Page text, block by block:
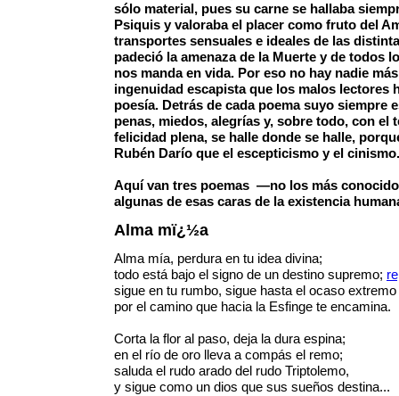
sólo material, pues su carne se hallaba
Psiquis y valoraba el placer como fruto del
transportes sensuales e ideales de las
padeció la amenaza de la Muerte y de todos
nos manda en vida. Por eso no hay nadie
ingenuidad escapista que los malos lectores
poesía. Detrás de cada poema suyo siempre
penas, miedos, alegrías y, sobre todo, con el
felicidad plena, se halle donde se halle,
Rubén Darío que el escepticismo y el cinismo.
Aquí van tres poemas —no los más
algunas de esas caras de la existencia
Alma mï¿½a
Alma mía, perdura en tu idea divina;
todo está bajo el signo de un destino supremo;
sigue en tu rumbo, sigue hasta el ocaso extremo
por el camino que hacia la Esfinge te encamina.
Corta la flor al paso, deja la dura espina;
en el río de oro lleva a compás el remo;
saluda el rudo arado del rudo Triptolemo,
y sigue como un dios que sus sueños destina...